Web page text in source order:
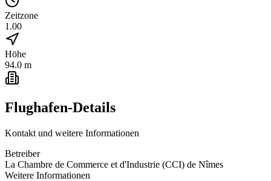
Zeitzone
1.00
Höhe
94.0 m
Flughafen-Details
Kontakt und weitere Informationen
Betreiber
La Chambre de Commerce et d'Industrie (CCI) de Nîmes
Weitere Informationen